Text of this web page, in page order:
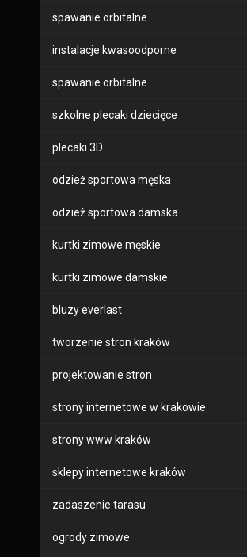
spawanie orbitalne
instalacje kwasoodporne
spawanie orbitalne
szkolne plecaki dziecięce
plecaki 3D
odzież sportowa męska
odzież sportowa damska
kurtki zimowe męskie
kurtki zimowe damskie
bluzy everlast
tworzenie stron kraków
projektowanie stron
strony internetowe w krakowie
strony www kraków
sklepy internetowe kraków
zadaszenie tarasu
ogrody zimowe